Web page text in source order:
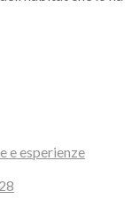
e esperienze